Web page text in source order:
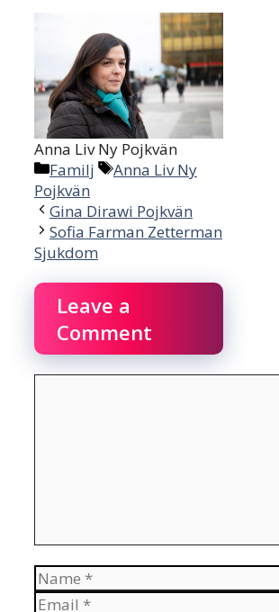
Anna Liv Ny Pojkvän
Categories
Familj Tags
Anna Liv Ny
Pojkvän
Gina Dirawi Pojkvän
Sofia Farman Zetterman
Sjukdom
Leave a
Comment
Name
Email